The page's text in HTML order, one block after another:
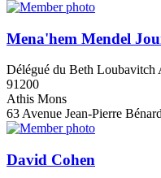
Mena'hem Mendel
Délégué du Beth Loubavitch
91200
Athis Mons
63 Avenue Jean-Pierre
David Cohen